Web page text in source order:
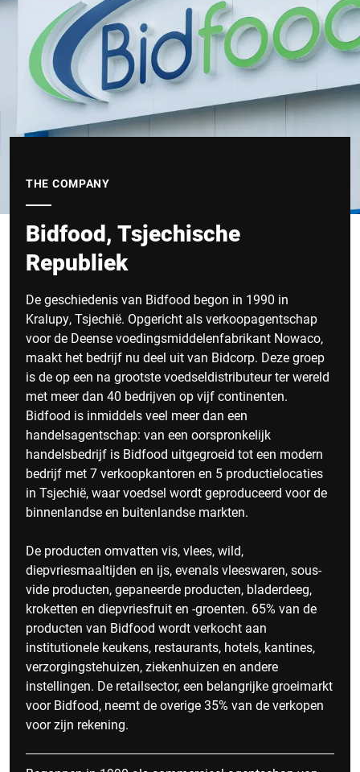
THE COMPANY
Bidfood, Tsjechische
Republiek
De geschiedenis van Bidfood begon in 1990 in
Kralupy, Tsjechië. Opgericht als verkoopagentschap
voor de Deense voedingsmiddelenfabrikant Nowaco,
maakt het bedrijf nu deel uit van Bidcorp. Deze groep
is de op een na grootste voedseldistributeur ter wereld
met meer dan 40 bedrijven op vijf continenten.
Bidfood is inmiddels veel meer dan een
handelsagentschap: van een oorspronkelijk
handelsbedrijf is Bidfood uitgegroeid tot een modern
bedrijf met 7 verkoopkantoren en 5 productielocaties
in Tsjechië, waar voedsel wordt geproduceerd voor de
binnenlandse en buitenlandse markten.
De producten omvatten vis, vlees, wild,
diepvriesmaaltijden en ijs, evenals vleeswaren, sous-
vide producten, gepaneerde producten, bladerdeeg,
kroketten en diepvriesfruit en -groenten. 65% van de
producten van Bidfood wordt verkocht aan
institutionele keukens, restaurants, hotels, kantines,
verzorgingstehuizen, ziekenhuizen en andere
instellingen. De retailsector, een belangrijke groeimarkt
voor Bidfood, neemt de overige 35% van de verkopen
voor zijn rekening.